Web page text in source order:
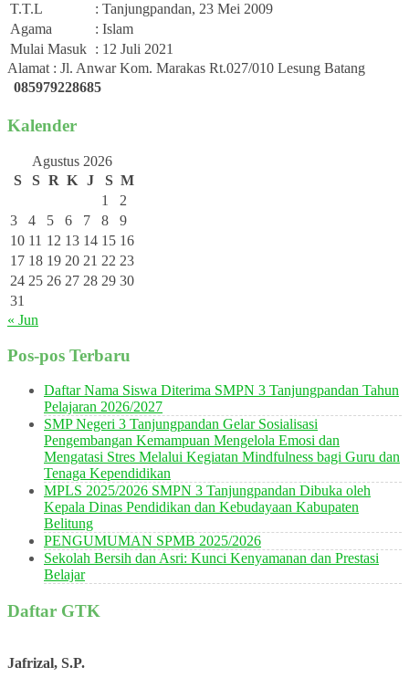
T.T.L
: Tanjungpandan, 23 Mei 2009
Agama
: Islam
Mulai Masuk : 12 Juli 2021
Alamat : Jl. Anwar Kom. Marakas Rt.027/010 Lesung Batang
085979228685
Kalender
Agustus 2026
S
S R K J S M
1
2
3
4 5 6 7 8
9
10 11 12 13 14 15 16
17 18 19 20 21 22 23
24 25 26 27 28 29 30
31
« Jun
Pos-pos Terbaru
Daftar Nama Siswa Diterima SMPN 3 Tanjungpandan Tahun
Pelajaran 2026/2027
SMP Negeri 3 Tanjungpandan Gelar Sosialisasi
Pengembangan Kemampuan Mengelola Emosi dan
Mengatasi Stres Melalui Kegiatan Mindfulness bagi Guru dan
Tenaga Kependidikan
MPLS 2025/2026 SMPN 3 Tanjungpandan Dibuka oleh
Kepala Dinas Pendidikan dan Kebudayaan Kabupaten
Belitung
PENGUMUMAN SPMB 2025/2026
Sekolah Bersih dan Asri: Kunci Kenyamanan dan Prestasi
Belajar
Daftar GTK
Jafrizal, S.P.